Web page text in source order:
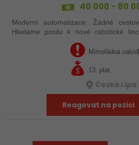
40 000 - 80
Moderní automatizace. Žádné
Hledáme posilu k nové robotické
jste šikovný absolvent…
Mimořádná
13. plat
Česká Lípa
Reagovat na pozici